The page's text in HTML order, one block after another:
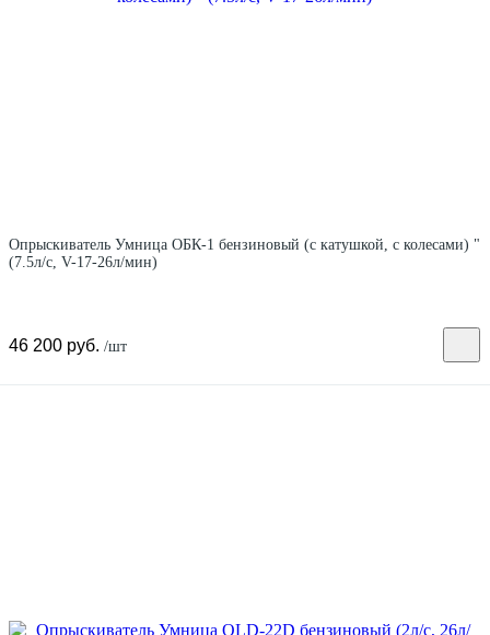
Опрыскиватель Умница ОБК-1 бензиновый (с катушкой, с колесами) "
(7.5л/с, V-17-26л/мин)
46 200 руб. /шт